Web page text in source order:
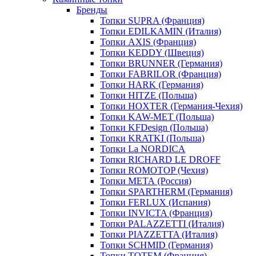
Бренды
Топки SUPRA (Франция)
Топки EDILKAMIN (Италия)
Топки AXIS (Франция)
Топки KEDDY (Швеция)
Топки BRUNNER (Германия)
Топки FABRILOR (Франция)
Топки HARK (Германия)
Топки HITZE (Польша)
Топки HOXTER (Германия-Чехия)
Топки KAW-MET (Польша)
Топки KFDesign (Польша)
Топки KRATKI (Польша)
Топки La NORDICA
Топки RICHARD LE DROFF
Топки ROMOTOP (Чехия)
Топки МЕТА (Россия)
Топки SPARTHERM (Германия)
Топки FERLUX (Испания)
Топки INVICTA (Франция)
Топки PALAZZETTI (Италия)
Топки PIAZZETTA (Италия)
Топки SCHMID (Германия)